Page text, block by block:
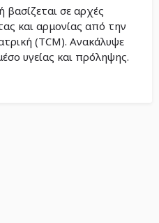
βασίζεται σε αρχές
και αρμονίας από την
(TCM). Ανακάλυψε
υγείας και πρόληψης.